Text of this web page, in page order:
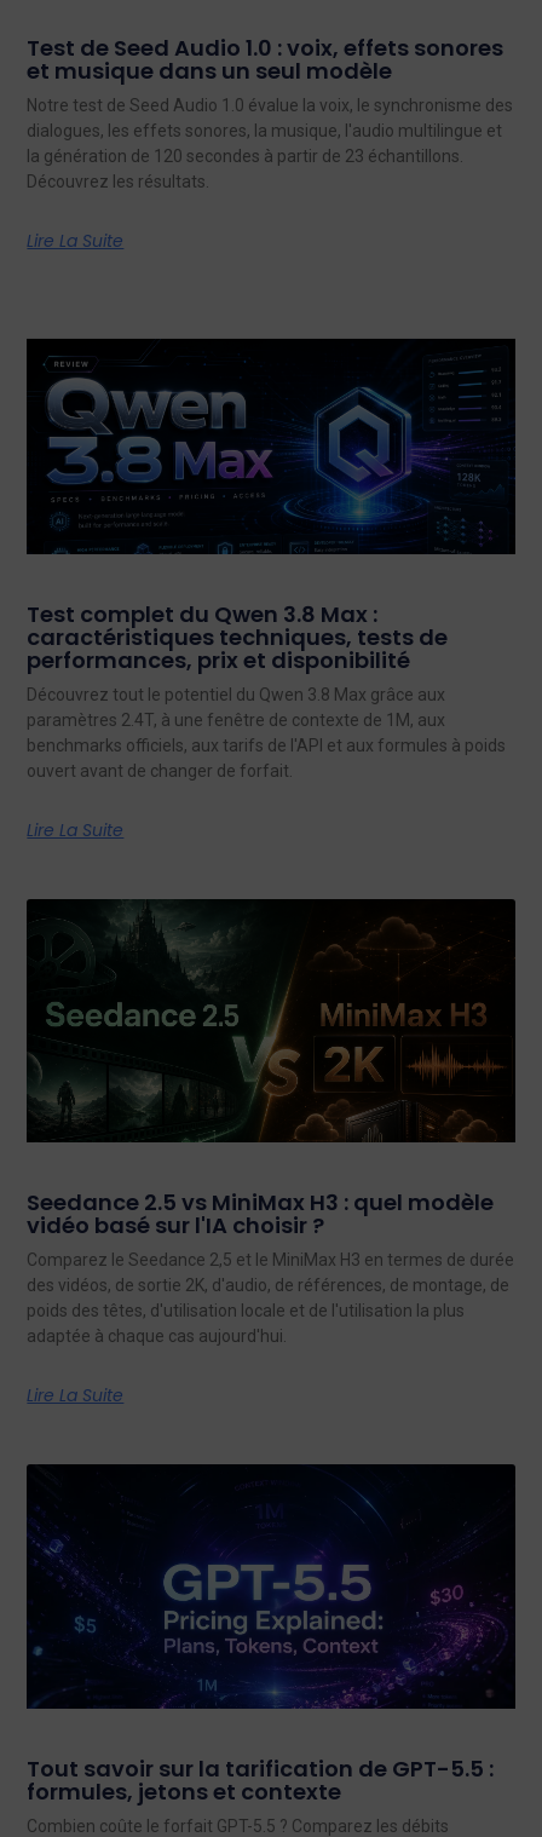
Test de Seed Audio 1.0 : voix, effets sonores
et musique dans un seul modèle
Notre test de Seed Audio 1.0 évalue la voix, le synchronisme des
dialogues, les effets sonores, la musique, l'audio multilingue et
la génération de 120 secondes à partir de 23 échantillons.
Découvrez les résultats.
Lire La Suite
Test complet du Qwen 3.8 Max :
caractéristiques techniques, tests de
performances, prix et disponibilité
Découvrez tout le potentiel du Qwen 3.8 Max grâce aux
paramètres 2.4T, à une fenêtre de contexte de 1M, aux
benchmarks officiels, aux tarifs de l'API et aux formules à poids
ouvert avant de changer de forfait.
Lire La Suite
Seedance 2.5 vs MiniMax H3 : quel modèle
vidéo basé sur l'IA choisir ?
Comparez le Seedance 2,5 et le MiniMax H3 en termes de durée
des vidéos, de sortie 2K, d'audio, de références, de montage, de
poids des têtes, d'utilisation locale et de l'utilisation la plus
adaptée à chaque cas aujourd'hui.
Lire La Suite
Tout savoir sur la tarification de GPT-5.5 :
formules, jetons et contexte
Combien coûte le forfait GPT-5.5 ? Comparez les débits